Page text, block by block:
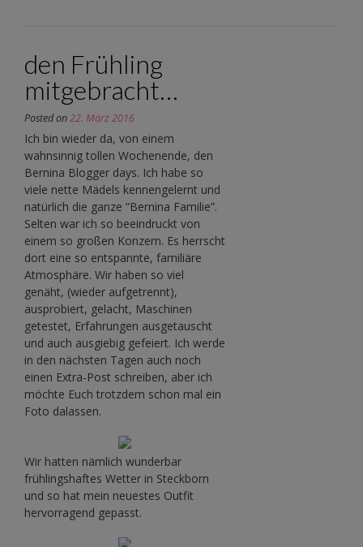
den Frühling
mitgebracht…
Posted on22. März 2016
Ich bin wieder da, von einem
wahnsinnig tollen Wochenende, den
Bernina Blogger days. Ich habe so
viele nette Mädels kennengelernt und
natürlich die ganze “Bernina Familie”.
Selten war ich so beeindruckt von
einem so großen Konzern. Es herrscht
dort eine so entspannte, familiäre
Atmosphäre. Wir haben so viel
genäht, (wieder aufgetrennt),
ausprobiert, gelacht, Maschinen
getestet, Erfahrungen ausgetauscht
und auch ausgiebig gefeiert. Ich werde
in den nächsten Tagen auch noch
einen Extra-Post schreiben, aber ich
möchte Euch trotzdem schon mal ein
Foto dalassen.
Wir hatten nämlich wunderbar
frühlingshaftes Wetter in Steckborn
und so hat mein neuestes Outfit
hervorragend gepasst.